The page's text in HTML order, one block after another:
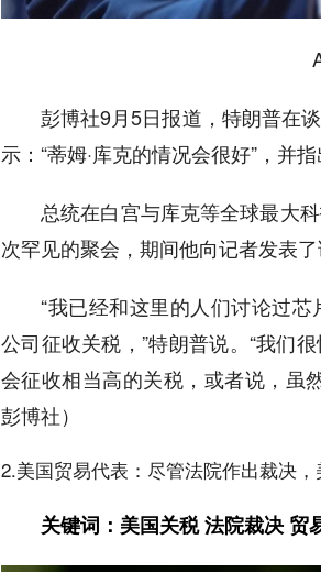
彭博社9月5日报道，特朗普在
示：“蒂姆·库克的情况会很好”，并
总统在白宫与库克等全球最大
次罕见的聚会，期间他向记者发表了
“我已经和这里的人们讨论过
公司征收关税，”特朗普说。“我们
会征收相当高的关税，或者说，虽
彭博社）
2.美国贸易代表：尽管法院作出裁决
关键词：美国关税 法院裁决 贸